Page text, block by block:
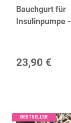
Bauchgurt für
Insulinpumpe -
23,90 €
BESTSELLER